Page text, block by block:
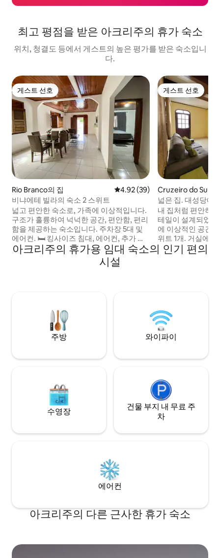
최고 평점을 받은 아크리주의 휴가 숙소
위치, 청결도 등에서 게스트의 높은 평가를 받은 숙소입니
다.
게스트 선호
게스트 선호
Rio Branco의 집 평점 4.92점(5점 만점), 후기 39
4.92 (39)
비냐에테 빌라의 숙소 2 스위트
넓고 편안한 숙소로, 가족에 이상적입니다.
구조가 훌륭하여 넉넉한 공간, 편안함, 편리
함을 제공하는 숙소입니다. 주차장 5대 및
에어컨. 🛏️ 킹사이즈 침대, 에어컨, 추가 싱
글 침대 2개가 있는 전용 욕실이 있는 침실 2
개가 있습니다. 🏡 전체 구조 📍전략적 위치
슈퍼마켓, 24시간 헬스장, 약국, 정육점, 식
게스트 선호
게스트 선호
Cruzeiro do Sul의
넓은 집. 대성당에
내 집처럼 편안하
테일이 설계되었
에 이상적인 공간
위트 1개. 거실에
고 스트리밍 서비
포함되어 있습니
아크리주의 휴가용 임대 숙소의 인기 편의
시설
주방 와이파이
수영장
건물 부지 내 무료 주
차
에어컨
아크리주의 다른 근사한 휴가 숙소